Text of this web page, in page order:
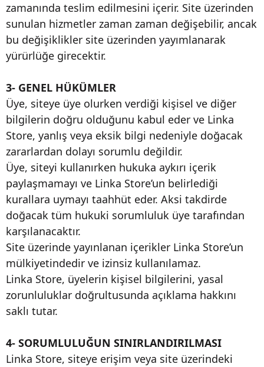
zamanında teslim edilmesini içerir. Site üzerinden
sunulan hizmetler zaman zaman değişebilir, ancak
bu değişiklikler site üzerinden yayımlanarak
yürürlüğe girecektir.
3- GENEL HÜKÜMLER
Üye, siteye üye olurken verdiği kişisel ve diğer
bilgilerin doğru olduğunu kabul eder ve Linka
Store, yanlış veya eksik bilgi nedeniyle doğacak
zararlardan dolayı sorumlu değildir.
Üye, siteyi kullanırken hukuka aykırı içerik
paylaşmamayı ve Linka Store’un belirlediği
kurallara uymayı taahhüt eder. Aksi takdirde
doğacak tüm hukuki sorumluluk üye tarafından
karşılanacaktır.
Site üzerinde yayınlanan içerikler Linka Store’un
mülkiyetindedir ve izinsiz kullanılamaz.
Linka Store, üyelerin kişisel bilgilerini, yasal
zorunluluklar doğrultusunda açıklama hakkını
saklı tutar.
4- SORUMLULUĞUN SINIRLANDIRILMASI
Linka Store, siteye erişim veya site üzerindeki